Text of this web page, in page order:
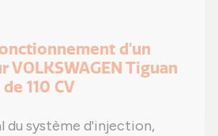
d'un
VOLKSWAGEN Tiguan
110 CV
du système d'injection,